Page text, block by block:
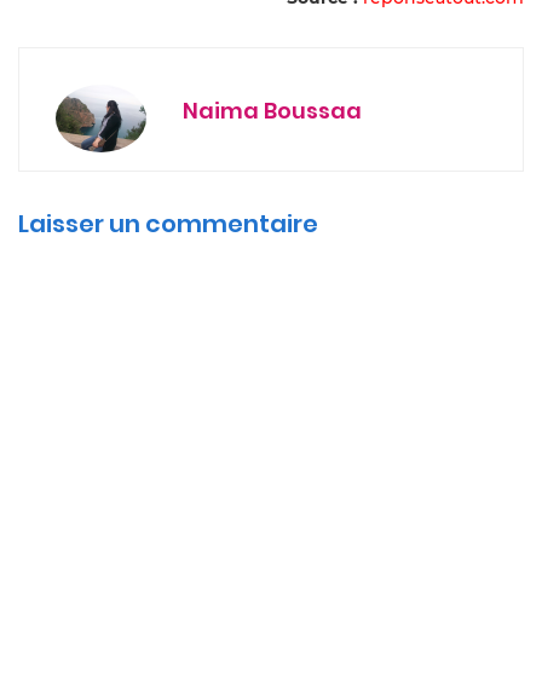
Naima Boussaa
Laisser un commentaire